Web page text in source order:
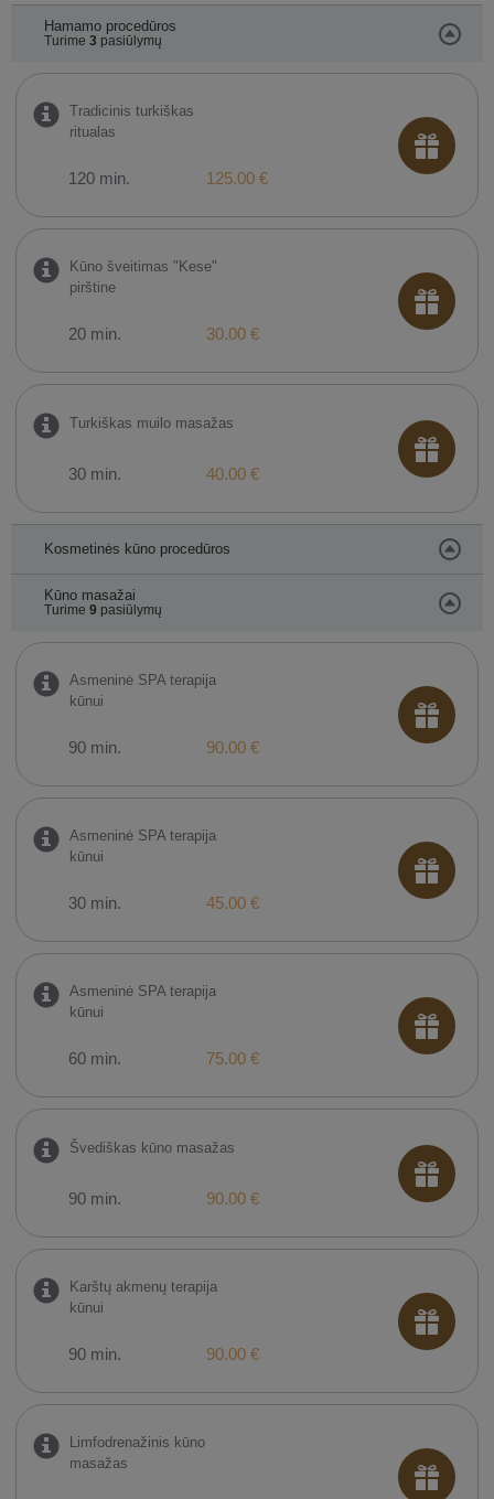
Hamamo procedūros
Turime 3 pasiūlymų
Tradicinis turkiškas
ritualas
120 min. 125.00 €
Kūno šveitimas "Kese"
pirštine
20 min. 30.00 €
Turkiškas muilo masažas
30 min. 40.00 €
Kosmetinės kūno procedūros
Kūno masažai
Turime 9 pasiūlymų
Asmeninė SPA terapija
kūnui
90 min. 90.00 €
Asmeninė SPA terapija
kūnui
30 min. 45.00 €
Asmeninė SPA terapija
kūnui
60 min. 75.00 €
Švediškas kūno masažas
90 min. 90.00 €
Karštų akmenų terapija
kūnui
90 min. 90.00 €
Limfodrenažinis kūno
masažas